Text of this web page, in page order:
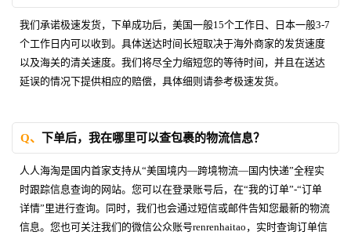
我们承诺极速发货，下单成功后，美国一般15个工作日、日本一般3-7
个工作日内可以收到。具体送达时间长短取决于海外商家的发货速度
以及海关的清关速度。我们将尽全力缩短您的等待时间，并且在送达
延误的情况下提供相应的赔偿，具体细则请参考极速发货。
Q、 下单后，我在哪里可以查包裹的物流信息？
人人海淘是国内首家支持从“美国境内—跨境物流—国内快递”全程实
时跟踪信息查询的网站。您可以在登录账号后，在“我的订单”-“订单
详情”里进行查询。同时，我们也会通过短信或邮件告知您最新的物流
信息。您也可关注我们的微信公众账号renrenhaitao，实时查询订单信